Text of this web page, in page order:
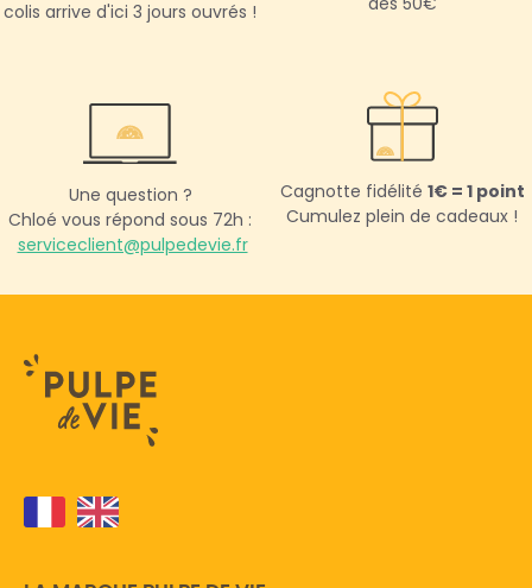
colis arrive d'ici 3 jours ouvrés !
Une question ?
Chloé vous répond sous 72h :
serviceclient@pulpedevie.fr
Cagnotte fidélité 1€ = 1 point
Cumulez plein de cadeaux !